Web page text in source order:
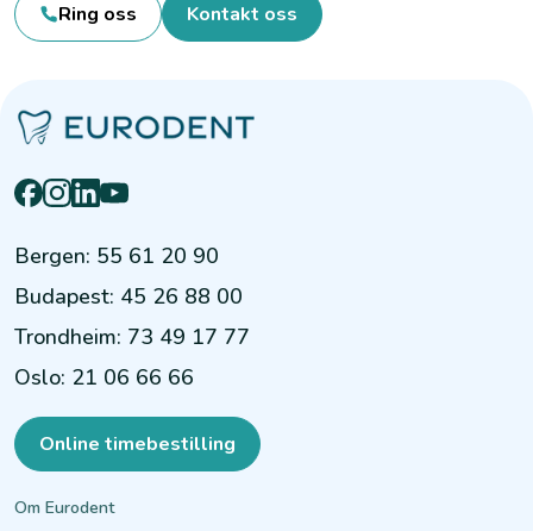
Ring oss Kontakt oss
Bergen: 55 61 20 90
Budapest: 45 26 88 00
Trondheim: 73 49 17 77
Oslo: 21 06 66 66
Online timebestilling
Om Eurodent